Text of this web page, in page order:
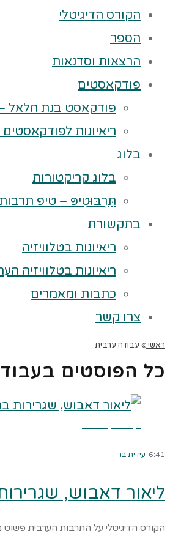
הקורס הדיגיטלי
הספר
הרצאות וסדנאות
פודקאסטים
פודקאסט בנת חלאל
ריאיונות לפודקאסטים
בלוג
בלוג קריקטורות
תַּרְבּוּטִיפּ – טיפ
בתקשורת
ריאיונות בטלוויזיה
ריאיונות בטלוויזיה
כתבות ומאמרים
צרו קשר
ראשי » עבודה ערבית
כל הפוסטים ב
6:41 עידית בר
ליאור דאבוש,
הקורס הדיגיטלי על התרבות הערבית פשוט